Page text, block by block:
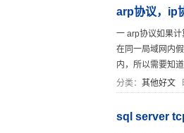
arp协议，ip
一 arp协议如果
在同一局域网内
内，所以需要知
分类： 其他好文
sql server